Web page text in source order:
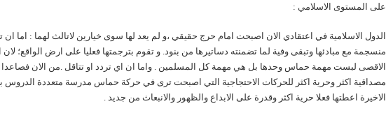
على المستوى الاسلامي :
الدول الاسلامية في اعتقادي الان اصبحت امام حرج حقيقي ،و لم يعد لها سوى خيارين لاتالث لهما : اما ان
منسجمة مع مبادئها وتبقى وفية لما تضمنته دساتيرها من بنود. و تقوم بترجمتها فعليا على ارض الواقع؛ لان
الاقصى لبست مهمة حماس وحدها بل هي مهمة كل المسلمين . واما ان اي تردد او تتاقل .من الان
مصداقية اكثر وحرية اكثر للحركات الاحتجاجية التي اصبحت ترى في حركة حماس مدرسة متعددة الدروس
الاخيرة اعطتها فعلا حرية اكثر وقدرة على الابداع والظهور والانبعاث من جديد .